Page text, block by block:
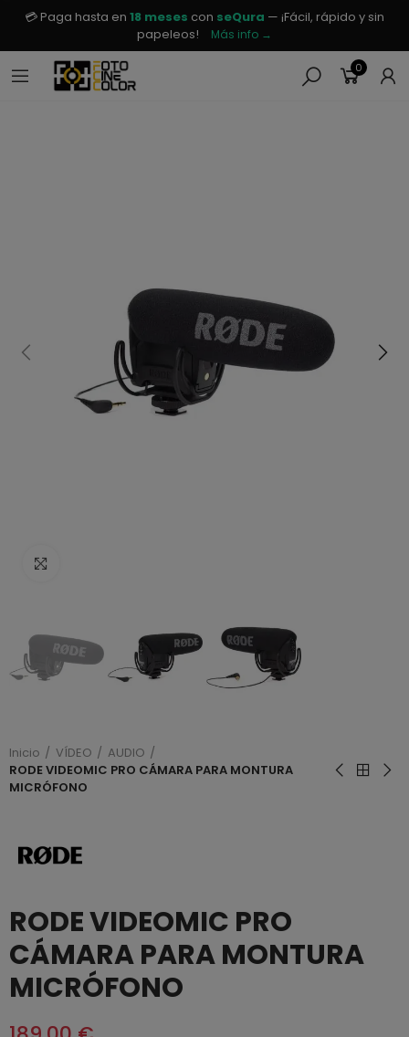
💳 Paga hasta en 18 meses con seQura — ¡Fácil, rápido y sin
papeleos!
Más info →
0
Inicio VÍDEO
AUDIO
RODE VIDEOMIC PRO CÁMARA PARA MONTURA
MICRÓFONO
RODE VIDEOMIC PRO
CÁMARA PARA MONTURA
MICRÓFONO